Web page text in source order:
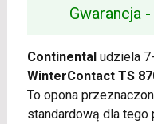
Gwarancja -
Continentaludziela
WinterContact TS
To opona
standardową dla tego